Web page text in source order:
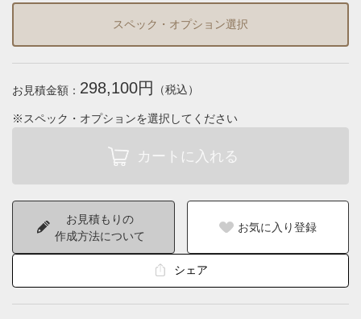
スペック・オプション選択
お見積金額： 298,100円 （税込）
※スペック・オプションを選択してください
お見積もりの
作成方法について
お気に入り登録
シェア